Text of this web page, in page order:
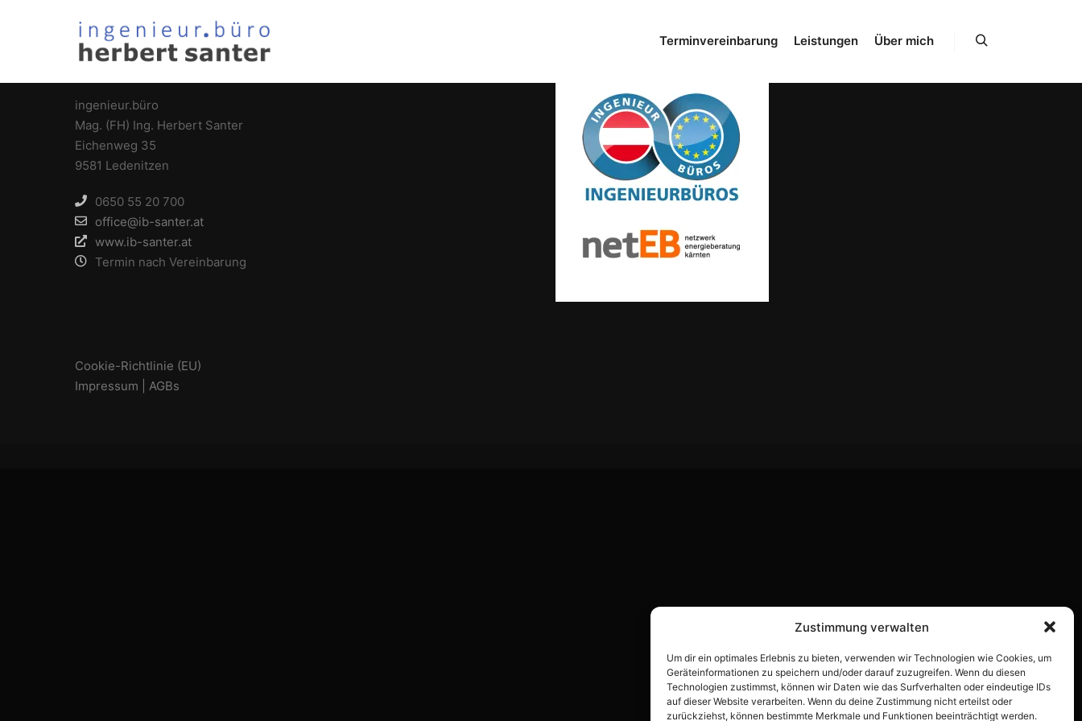
Zustimmung verwalten
Um dir ein optimales Erlebnis zu bieten, verwenden wir Technologien wie Cookies, um
Geräteinformationen zu speichern und/oder darauf zuzugreifen. Wenn du diesen
Technologien zustimmst, können wir Daten wie das Surfverhalten oder eindeutige IDs
auf dieser Website verarbeiten. Wenn du deine Zustimmung nicht erteilst oder
zurückziehst, können bestimmte Merkmale und Funktionen beeinträchtigt werden.
Terminvereinbarung Leistungen Über mich
ingenieur.büro
Mag. (FH) Ing. Herbert Santer
Eichenweg 35
9581 Ledenitzen
0650 55 20 700
office@ib-santer.at
www.ib-santer.at
Termin nach Vereinbarung
Cookie-Richtlinie (EU)
Impressum | AGBs